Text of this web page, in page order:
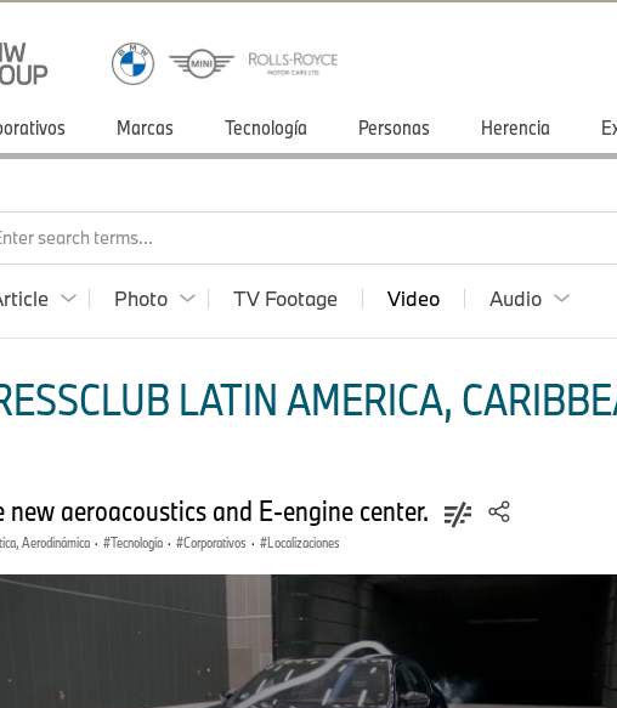
Marcas Tecnología Personas Herencia
search terms...
Photo TV Footage Video Audio
LATIN AMERICA,
new aeroacoustics and E-engine center.
Aerodinámica · Tecnología · Corporativos · Localizaciones